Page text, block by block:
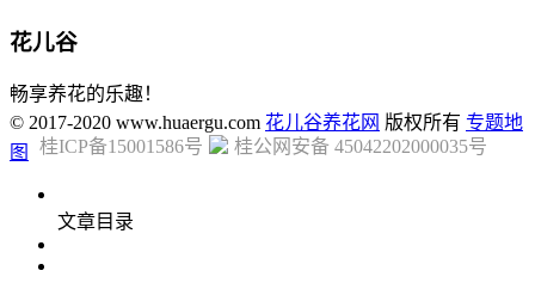
花儿谷
畅享养花的乐趣！
© 2017-2020 www.huaergu.com 花儿谷养花网 版权所有 专题地
图
桂ICP备15001586号 桂公网安备 45042202000035号
文章目录